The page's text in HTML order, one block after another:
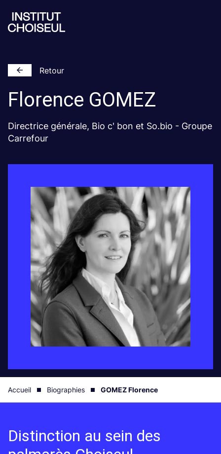
Retour
Florence GOMEZ
Directrice générale, Bio c' bon et So.bio - Groupe
Carrefour
Accueil Biographies GOMEZ Florence
Distinction au sein des